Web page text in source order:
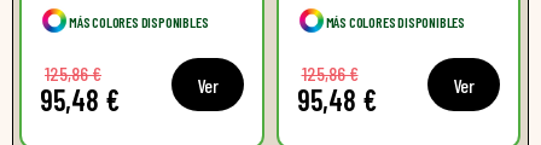
MÁS COLORES DISPONIBLES
95,48 €
125,86 € Ver
MÁS COLORES DISPONIBLES
95,48 €
125,86 € Ver